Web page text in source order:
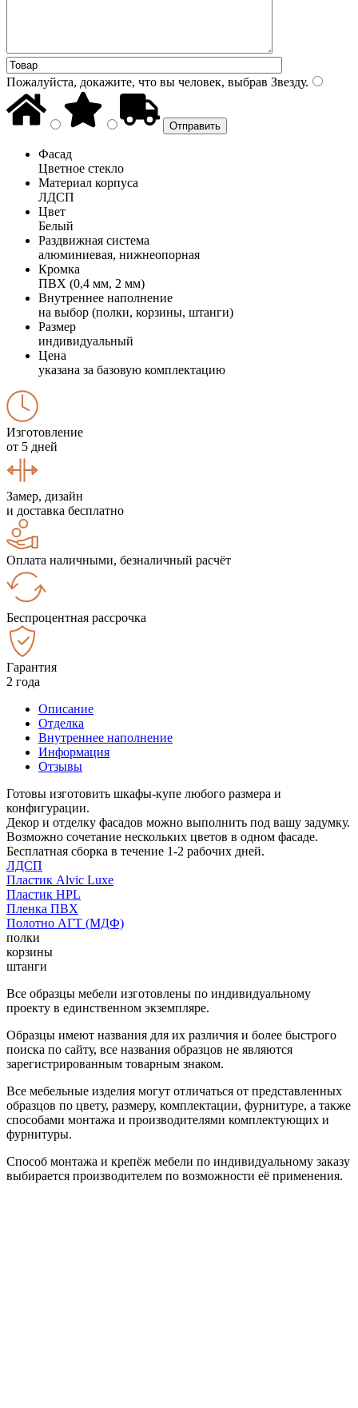
Пожалуйста, докажите, что вы человек, выбрав Звезду.
Фасад
Цветное стекло
Материал корпуса
ЛДСП
Цвет
Белый
Раздвижная система
алюминиевая, нижнеопорная
Кромка
ПВХ (0,4 мм, 2 мм)
Внутреннее наполнение
на выбор (полки, корзины, штанги)
Размер
индивидуальный
Цена
указана за базовую комплектацию
Изготовление
от 5 дней
Замер, дизайн
и доставка бесплатно
Оплата наличными, безналичный расчёт
Беспроцентная рассрочка
Гарантия
2 года
Описание
Отделка
Внутреннее наполнение
Информация
Отзывы
Готовы изготовить шкафы-купе любого размера и
конфигурации.
Декор и отделку фасадов можно выполнить под вашу задумку.
Возможно сочетание нескольких цветов в одном фасаде.
Бесплатная сборка в течение 1-2 рабочих дней.
ЛДСП
Пластик Alvic Luxe
Пластик HPL
Пленка ПВХ
Полотно АГТ (МДФ)
полки
корзины
штанги
Все образцы мебели изготовлены по индивидуальному
проекту в единственном экземпляре.
Образцы имеют названия для их различия и более быстрого
поиска по сайту, все названия образцов не являются
зарегистрированным товарным знаком.
Все мебельные изделия могут отличаться от представленных
образцов по цвету, размеру, комплектации, фурнитуре, а также
способами монтажа и производителями комплектующих и
фурнитуры.
Способ монтажа и крепёж мебели по индивидуальному заказу
выбирается производителем по возможности её применения.